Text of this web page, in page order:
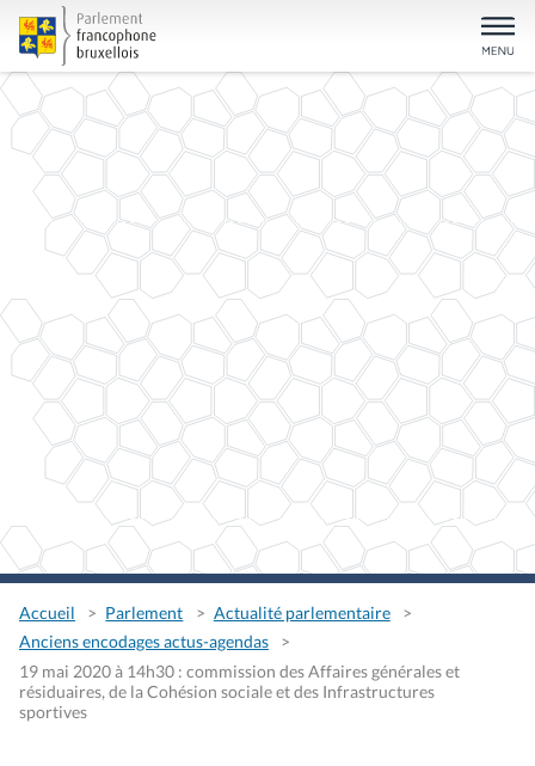
Accueil Parlement
Actualité parlementaire
Anciens encodages actus-agendas
19 mai 2020 à 14h30 : commission des Affaires générales et
résiduaires, de la Cohésion sociale et des Infrastructures
sportives